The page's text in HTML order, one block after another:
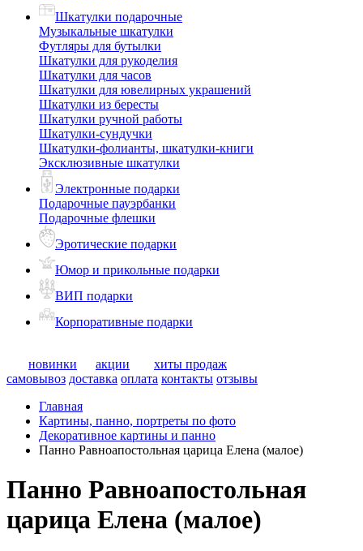
Шкатулки подарочные
Музыкальные шкатулки
Футляры для бутылки
Шкатулки для рукоделия
Шкатулки для часов
Шкатулки для ювелирных украшений
Шкатулки из бересты
Шкатулки ручной работы
Шкатулки-сундучки
Шкатулки-фолианты, шкатулки-книги
Эксклюзивные шкатулки
Электронные подарки
Подарочные пауэрбанки
Подарочные флешки
Эротические подарки
Юмор и прикольные подарки
ВИП подарки
Корпоративные подарки
новинки акции
хиты продаж
самовывоз доставка оплата контакты отзывы
Главная
Картины, панно, портреты по фото
Декоративное картины и панно
Панно Равноапостольная царица Елена (малое)
Панно Равноапостольная
царица Елена (малое)